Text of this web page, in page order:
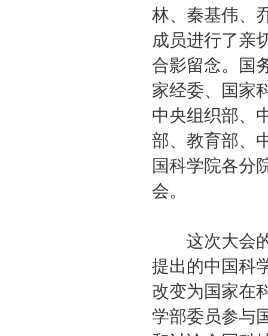
林、秦基伟、
成员进行了亲
合影留念。国
家经委、国家
中央组织部、
部、教育部、
国科学院各分
会。
这次大会的
提出的中国科
改变为国家在
学部委员参与